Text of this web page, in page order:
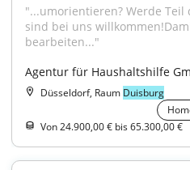
"...umorientieren? Werde Teil
sind bei uns
bearbeiten..."
Agentur für Haushaltshilfe
Düsseldorf, Raum Duisburg
Von 24.900,00 € bis 65.300,00 €